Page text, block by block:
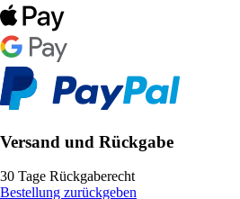
Versand und Rückgabe
30 Tage Rückgaberecht
Bestellung zurückgeben